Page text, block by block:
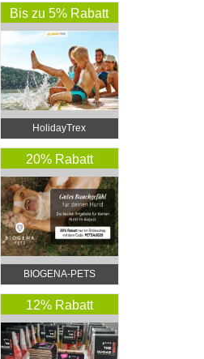
Bis zu 5% Rabatt
HolidayTrex
20% Rabatt
BIOGENA-PETS
12% Rabatt